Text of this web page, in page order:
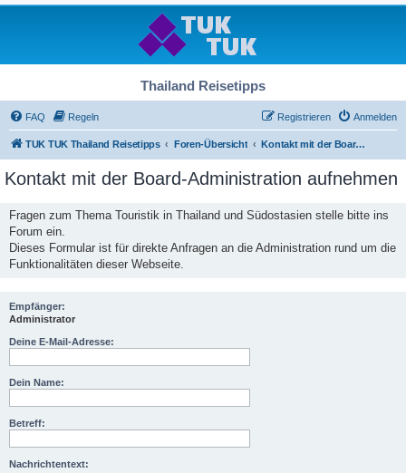
Thailand Reisetipps
FAQ Regeln Anmelden
Registrieren
TUK TUK Thailand Reisetipps Foren-Übersicht Kontakt mit der Board-Administration aufnehmen
Kontakt mit der Board-Administration aufnehmen
Fragen zum Thema Touristik in Thailand und Südostasien stelle bitte ins
Forum ein.
Dieses Formular ist für direkte Anfragen an die Administration rund um die
Funktionalitäten dieser Webseite.
Empfänger:
Administrator
Deine E-Mail-Adresse:
Dein Name:
Betreff:
Nachrichtentext: